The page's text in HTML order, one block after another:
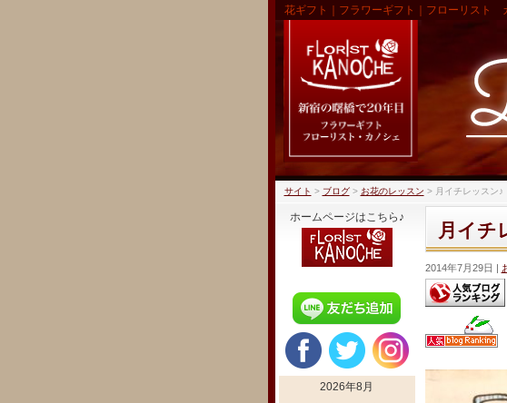
花ギフト｜フラワーギフト｜フローリスト
サイト > ブログ> お花のレッスン > 月イチレッス
月イ
2014年7月29日
ホームページはこちら♪
2026年8月